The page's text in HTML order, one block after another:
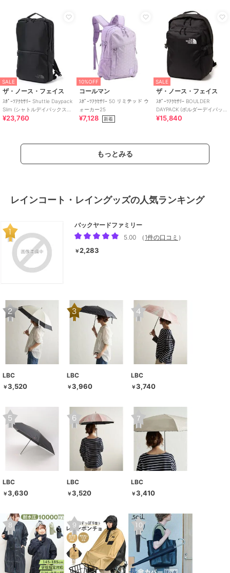
SALE
ザ・ノース・フェイス
ｽﾎﾟｰﾂｱｸｾｻﾘｰ Shuttle Daypack
Slim (シャトルデイパックスリ
ム)
¥23,760
10%OFF
コールマン
ｽﾎﾟｰﾂｱｸｾｻﾘｰ 50 リミテッド ウ
ォーカー25
¥7,128 新着
SALE
ザ・ノース・フェイス
ｽﾎﾟｰﾂｱｸｾｻﾘｰ BOULDER
DAYPACK (ボルダーデイパッ
ク)
¥15,840
もっとみる
レインコート・レイングッズの人気ランキング
バックヤードファミリー
5.00
（ 1件の口コミ ）
￥2,283
LBC
￥3,520
LBC
￥3,960
LBC
￥3,740
LBC
￥3,630
LBC
￥3,520
LBC
￥3,410